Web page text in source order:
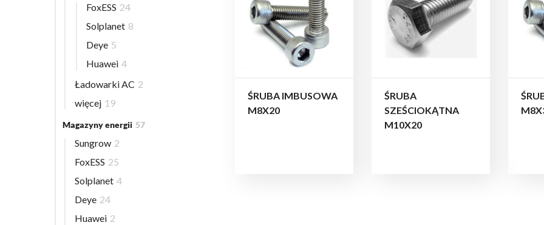
ŚRUBA IMBUSOWA
M8X20
ŚRUBA
SZEŚCIOKĄTNA
M10X20
FoxESS 24
Solplanet 8
Deye 5
Huawei 4
Ładowarki AC 2
więcej 19
Magazyny energii 57
Sungrow 2
FoxESS 25
Solplanet 4
Deye 24
Huawei 2